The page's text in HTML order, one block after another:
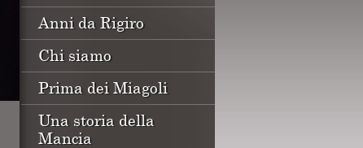
Anni da Rigiro
Chi siamo
Prima dei Miagoli
Una storia della
Mancia